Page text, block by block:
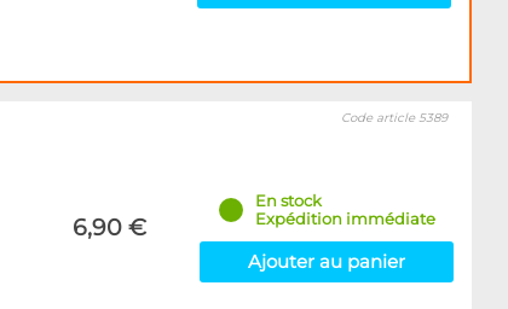
6,90 €
Code article 5389
En stock
Expédition immédiate
Ajouter au panier